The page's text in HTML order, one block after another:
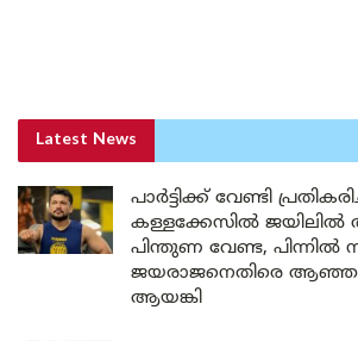
Latest News
പാർട്ടിക്ക് വേണ്ടി
കള്ളക്കേസിൽ ജയിലിൽ
പിന്തുണ വേണ്ട, പിന്നിൽ
ജയരാജനെതിരെ
ആയങ്കി